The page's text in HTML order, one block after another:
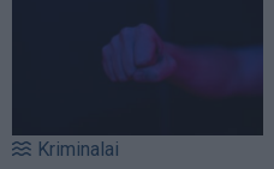
Kriminalai